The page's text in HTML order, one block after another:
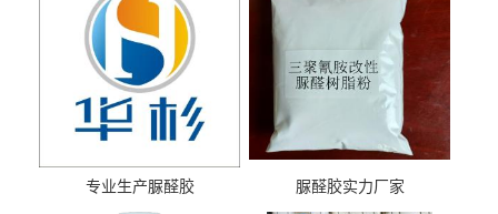
专业生产脲醛胶 脲醛胶实力厂家